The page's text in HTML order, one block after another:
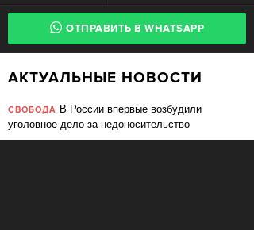
ОТПРАВИТЬ В WHATSAPP
АКТУАЛЬНЫЕ НОВОСТИ
СВОБОДА В России впервые возбудили
уголовное дело за недоносительство